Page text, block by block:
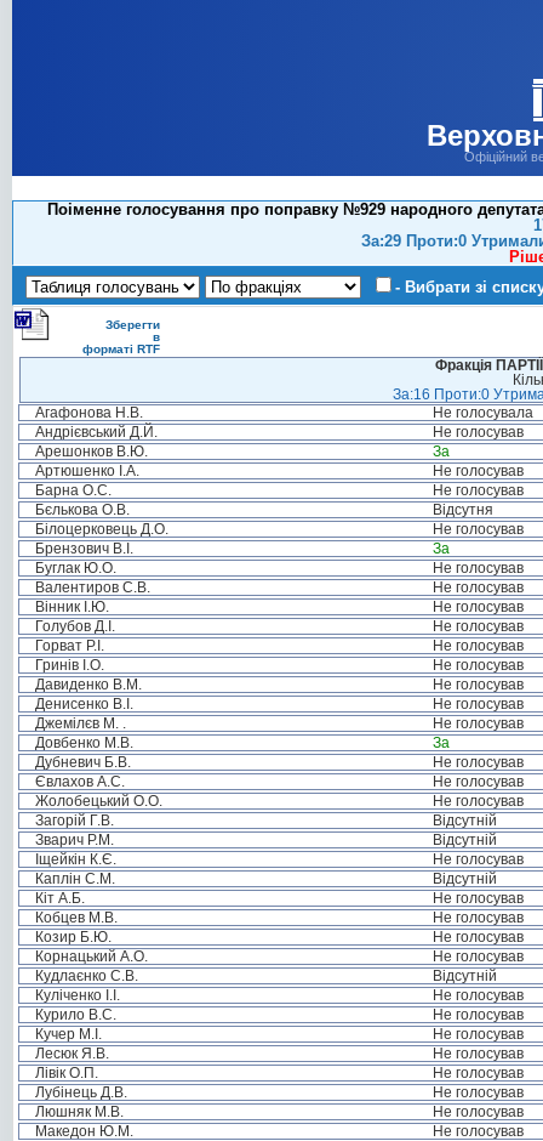
Офіційний
Поіменне голосування про поправку №929 народного
За:29 Проти:0
- Вибрати зі
Зберегти
в
форматі RTF
Фракція
За:16 Проти:0
Агафонова Н.В.
Не голосувала
Андрієвський Д.Й.
Не голосував
Арешонков В.Ю.
За
Артюшенко І.А.
Не голосував
Барна О.С.
Не голосував
Бєлькова О.В.
Відсутня
Білоцерковець Д.О.
Не голосував
Брензович В.І.
За
Буглак Ю.О.
Не голосував
Валентиров С.В.
Не голосував
Вінник І.Ю.
Не голосував
Голубов Д.І.
Не голосував
Горват Р.І.
Не голосував
Гринів І.О.
Не голосував
Давиденко В.М.
Не голосував
Денисенко В.І.
Не голосував
Джемілєв М. .
Не голосував
Довбенко М.В.
За
Дубневич Б.В.
Не голосував
Євлахов А.С.
Не голосував
Жолобецький О.О.
Не голосував
Загорій Г.В.
Відсутній
Зварич Р.М.
Відсутній
Іщейкін К.Є.
Не голосував
Каплін С.М.
Відсутній
Кіт А.Б.
Не голосував
Кобцев М.В.
Не голосував
Козир Б.Ю.
Не голосував
Корнацький А.О.
Не голосував
Кудлаєнко С.В.
Відсутній
Куліченко І.І.
Не голосував
Курило В.С.
Не голосував
Кучер М.І.
Не голосував
Лесюк Я.В.
Не голосував
Лівік О.П.
Не голосував
Лубінець Д.В.
Не голосував
Люшняк М.В.
Не голосував
Македон Ю.М.
Не голосував